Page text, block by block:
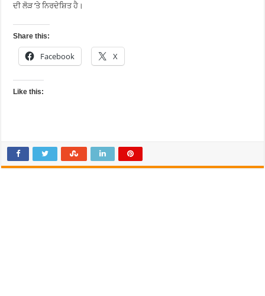
ਦੀ ਲੋੜ ’ਤੇ ਨਿਰਦੇਸ਼ਿਤ ਹੈ।
Share this:
Facebook X
Like this: